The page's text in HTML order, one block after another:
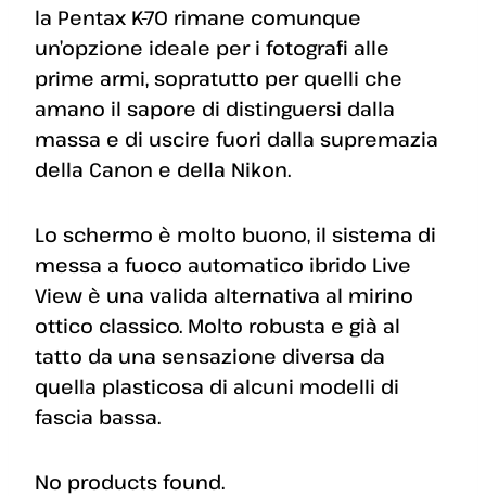
la Pentax K-70 rimane comunque
un’opzione ideale per i fotografi alle
prime armi, sopratutto per quelli che
amano il sapore di distinguersi dalla
massa e di uscire fuori dalla supremazia
della Canon e della Nikon.
Lo schermo è molto buono, il sistema di
messa a fuoco automatico ibrido Live
View è una valida alternativa al mirino
ottico classico. Molto robusta e già al
tatto da una sensazione diversa da
quella plasticosa di alcuni modelli di
fascia bassa.
No products found.